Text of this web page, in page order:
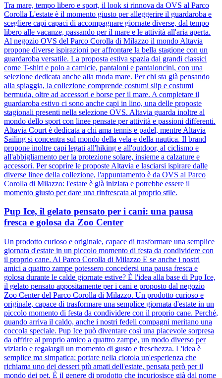
Tra mare, tempo libero e sport, il look si rinnova da OVS al Parco
Corolla L'estate è il momento giusto per alleggerire il guardaroba e
scegliere capi capaci di accompagnare giornate diverse, dal tempo
libero alle vacanze, passando per il mare e le attività all'aria aperta.
Al negozio OVS del Parco Corolla di Milazzo il mondo Altavia
propone diverse ispirazioni per affrontare la bella stagione con un
guardaroba versatile. La proposta estiva spazia dai grandi classici
come T-shirt e polo a camicie, pantaloni e pantaloncini, con una
selezione dedicata anche alla moda mare. Per chi sta già pensando
alla spiaggia, la collezione comprende costumi slip e costumi
bermuda, oltre ad accessori e borse per il mare. A completare il
guardaroba estivo ci sono anche capi in lino, una delle proposte
stagionali presenti nella selezione OVS. Altavia guarda inoltre al
mondo dello sport con linee pensate per attività e passioni differenti.
Altavia Court è dedicata a chi ama tennis e padel, mentre Altavia
Sailing si concentra sul mondo della vela e della nautica. Il brand
propone inoltre capi legati all'hiking e all'outdoor, al ciclismo e
all'abbigliamento per la protezione solare, insieme a calzature e
accessori. Per scoprire le proposte Altavia e lasciarsi ispirare dalle
diverse linee della collezione, l'appuntamento è da OVS al Parco
Corolla di Milazzo: l'estate è già iniziata e potrebbe essere il
momento giusto per dare una rinfrescata al proprio stile.
Pup Ice, il gelato pensato per i cani: una pausa
fresca e golosa da Zoo Center
Un prodotto curioso e originale, capace di trasformare una semplice
giornata d'estate in un piccolo momento di festa da condividere con
il proprio cane. Al Parco Corolla di Milazzo E se anche i nostri
amici a quattro zampe potessero concedersi una pausa fresca e
golosa durante le calde giornate estive? È l'idea alla base di Pup Ice,
il gelato pensato appositamente per i cani e proposto dal negozio
Zoo Center del Parco Corolla di Milazzo. Un prodotto curioso e
originale, capace di trasformare una semplice giornata d'estate in un
piccolo momento di festa da condividere con il proprio cane. Perché,
quando arriva il caldo, anche i nostri fedeli compagni meritano una
coccola speciale. Pup Ice può diventare così una piacevole sorpresa
da offrire al proprio amico a quattro zampe, un modo diverso per
viziarlo e regalargli un momento di gusto e freschezza. L'idea è
semplice ma simpatica: portare nella ciotola un'esperienza che
richiama uno dei dessert più amati dell'estate, pensata però per il
mondo dei pet. È il genere di prodotto che incuriosisce già dal nome